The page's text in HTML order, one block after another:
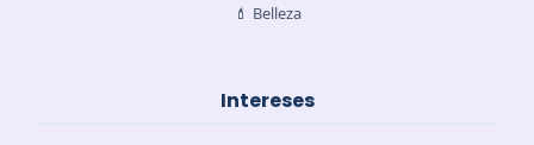
💄 Belleza
Intereses